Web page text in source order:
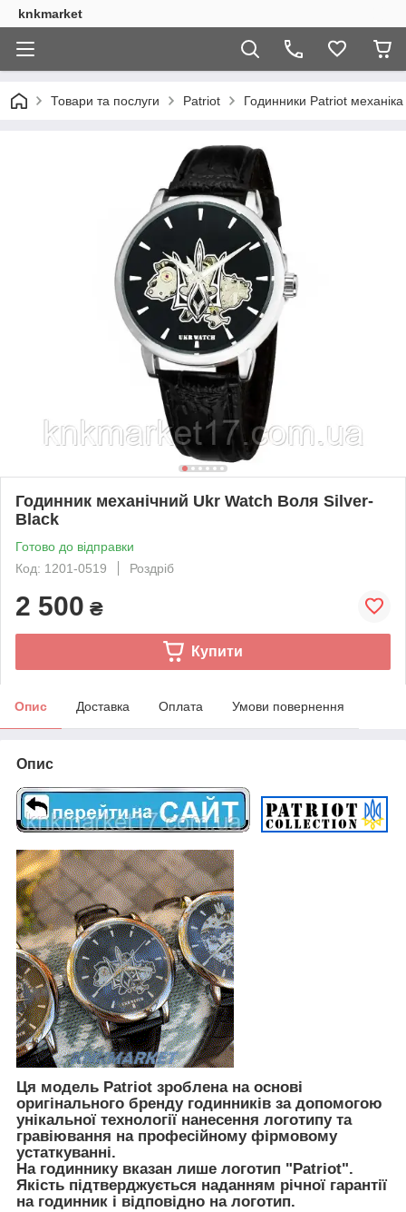
knkmarket
Товари та послуги Patriot Годинники Patriot механіка
Годинник механічний Ukr Watch Воля Silver-
Black
Готово до відправки
Код: 1201-0519
Роздріб
2 500 ₴
Купити
Опис Доставка Оплата Умови повернення
Опис
Ця модель Patriot зроблена на основі
оригінального бренду годинників за допомогою
унікальної технології нанесення логотипу та
гравіювання на професійному фірмовому
устаткуванні.
На годиннику вказан лише логотип "Patriot".
Якість підтверджується наданням річної гарантії
на годинник і відповідно на логотип.